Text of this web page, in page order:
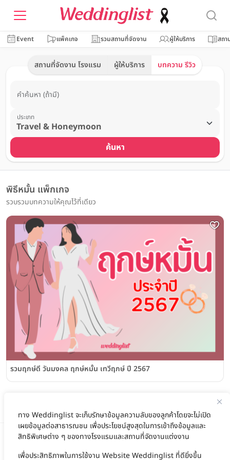
ทาง Weddinglist จะเก็บรักษาข้อมูลความลับของลูกค้าโดยจะไม่เปิด
เผยข้อมูลต่อสาธารณชน เพื่อประโยชน์สูงสุดในการเข้าถึงข้อมูลและ
สิทธิพิเศษต่าง ๆ ของทางโรงแรมและสถานที่จัดงานแต่งงาน
เพื่อประสิทธิภาพในการใช้งาน Website Weddinglist ที่ดียิ่งขึ้น
Event แพ็คเกจ รวมสถานที่จัดงาน ผู้ให้บริการ สถา
สถานที่จัดงาน โรงแรม ผู้ให้บริการ บทความ รีวิว
คำค้นหา (ถ้ามี)
ประเภท
ค้นหา
พิธีหมั้น แพ็กเกจ
รวบรวมบทความให้คุณไว้ที่เดียว
รวมฤกษ์ดี วันมงคล ฤกษ์หมั้น เทวีฤกษ์ ปี 2567
สนับสนุนโดย